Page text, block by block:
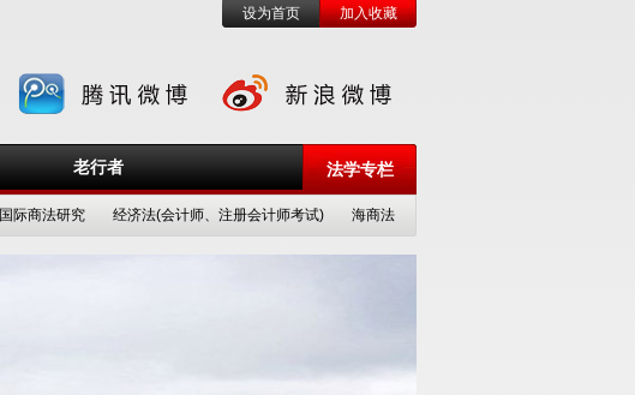
设为首页 加入收藏
老行者 法学专栏
国际商法研究 经济法(会计师、注册会计师考试) 海商法